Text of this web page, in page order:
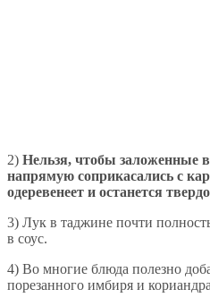
2) Нельзя, чтобы заложенные
напрямую соприкасались с
одеревенеет и останется
3) Лук в таджине почти
в соус.
4) Во многие блюда полезно
порезанного имбиря и